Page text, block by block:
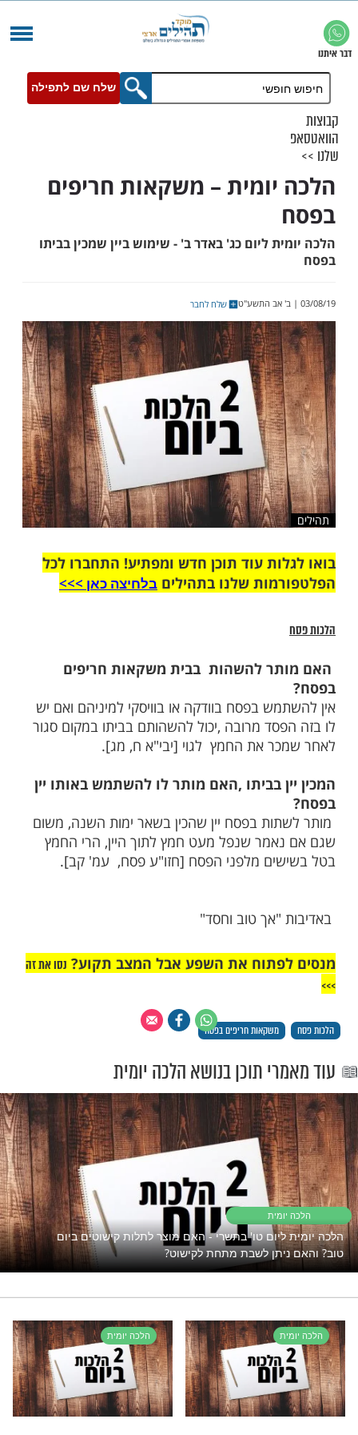
שלח שם לתפילה
– משקאות חריפים
ליום כג' באדר ב' - שימוש ביין שמכין בביתו
שלח לחבר
עוד תוכן חדש ומפתיע! התחברו לכל
שלנו בתהילים בלחיצה כאן >>>​
להשהות בבית משקאות חריפים
מרובה ,יכול להשהותם בביתו במקום סגור
את החמץ לגוי [יבי"א ח, מג].
בביתו ,האם מותר לו להשתמש באותו יין
בפסח יין שהכין בשאר ימות השנה, משום
מלפני הפסח [חזו"ע פסח, עמ' קב].
"אך טוב וחסד"
את השפע אבל המצב תקוע?נסו את זה
תוכן בנושא הלכה יומית